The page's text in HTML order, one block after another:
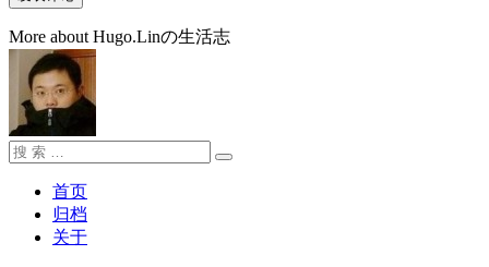
More about Hugo.Linの生活志
搜
搜
首页
归档
关于